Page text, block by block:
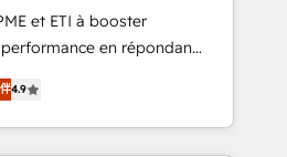
Elite HubSpot Partner
We convert
to HubSpot evangelists 🧡
et ETI à booster
en répondant
(ERP, téléphonie, etc.) •
grâce à un outil et
4.9